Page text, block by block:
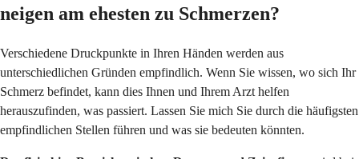
neigen am ehesten zu Schmerzen?
Verschiedene Druckpunkte in Ihren Händen werden aus
unterschiedlichen Gründen empfindlich. Wenn Sie wissen, wo sich Ihr
Schmerz befindet, kann dies Ihnen und Ihrem Arzt helfen
herauszufinden, was passiert. Lassen Sie mich Sie durch die häufigsten
empfindlichen Stellen führen und was sie bedeuten könnten.